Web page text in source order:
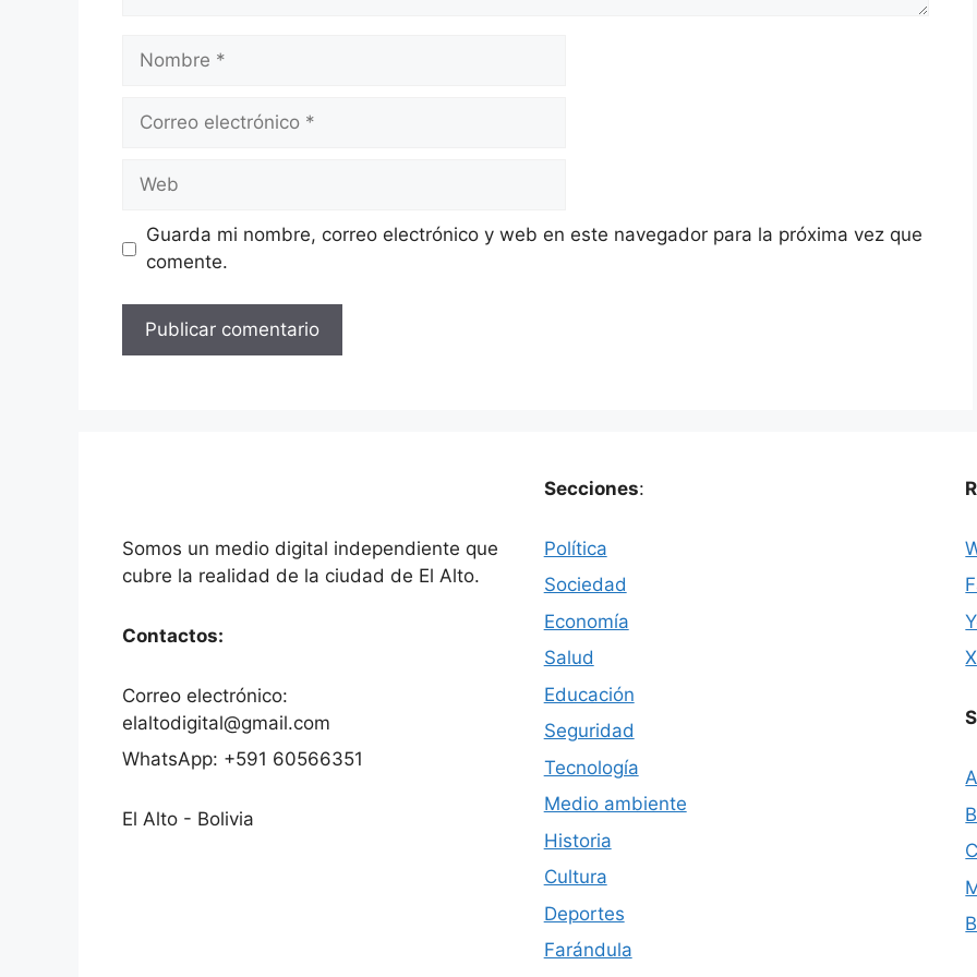
Nombre
Correo
Web
Guarda mi nombre, correo electrónico y web en este navegador para la próxima vez que
comente.
Somos un medio digital independiente que
cubre la realidad de la ciudad de El Alto.
Contactos:
Correo electrónico:
elaltodigital@gmail.com
WhatsApp: +591 60566351
El Alto - Bolivia
Secciones:
Política
Sociedad
Economía
Salud
Educación
Seguridad
Tecnología
Medio ambiente
Historia
Cultura
Deportes
Farándula
X